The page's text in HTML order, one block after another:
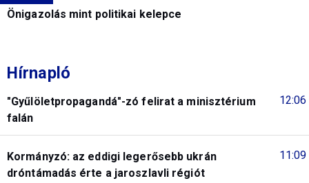
Önigazolás mint politikai kelepce
Hírnapló
12:06
"Gyűlöletpropagandá"-zó felirat a minisztérium
falán
11:09
Kormányzó: az eddigi legerősebb ukrán
dróntámadás érte a jaroszlavli régiót